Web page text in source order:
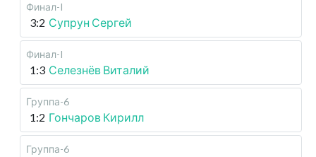
Финал-I
3:2 Супрун Сергей
Финал-I
1:3 Селезнёв Виталий
Группа-6
1:2 Гончаров Кирилл
Группа-6